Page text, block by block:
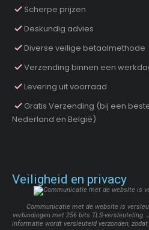
Scherpe prijzen
Deskundig advies
Diverse veilige betaalmethode
Verzending binnen een
Levering uit voorraad
Gratis Verzending (bij een
Nederland en België)
Veiligheid en privacy
Communicatie met de website is
verbindingen met 256 bits TLS-versleuteling.
informatie wordt versleuteld verzonden,